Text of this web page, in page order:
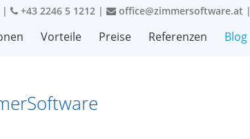
| +43 2246 5 1212 | office@zimmersoftware.at |
Vorteile Preise Referenzen Blog